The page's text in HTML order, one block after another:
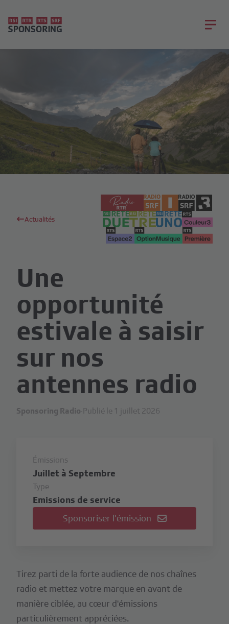
Actualités
Une
opportunité
estivale à saisir
sur nos
antennes radio
Sponsoring Radio·Publié le 1 juillet 2026
Émissions
Juillet à Septembre
Type
Emissions de service
Sponsoriser l’émission
Tirez parti de la forte audience de nos chaînes
radio et mettez votre marque en avant de
manière ciblée, au cœur d'émissions
particulièrement appréciées.